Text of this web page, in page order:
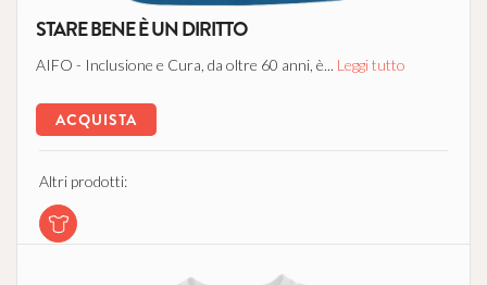
STARE BENE È UN DIRITTO
AIFO - Inclusione e Cura, da oltre 60 anni, è... Leggi tutto
ACQUISTA
Altri prodotti: